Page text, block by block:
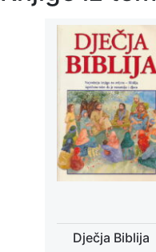
Dječja Biblija